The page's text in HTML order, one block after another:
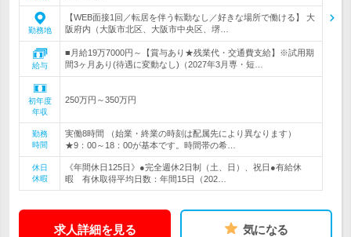
勤務地
【WEB面接1回／転居を伴う転勤なし／好きな場所で働ける】 大
阪府内（大阪市北区、大阪市中央区、堺…
給与
■月給19万7000円～【賞与あり★残業代・交通費支給】※試用期
間3ヶ月あり(待遇に変動なし)（2027年3月専・短…
初年度
年収
250万円～350万円
勤務
時間
実働8時間 （始業・終業の時刻は配属先により異なります）
★9：00～18：00が基本です。時間帯の希…
休日
休暇
《年間休日125日》●完全週休2日制（土、日）、祝日●有給休
暇 有休取得平均日数：年間15日（202…
求人詳細を見る 気になる